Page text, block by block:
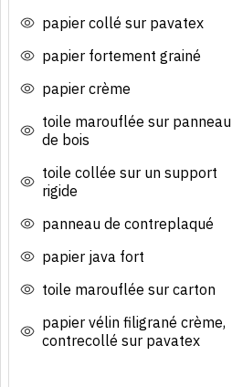
papier collé sur pavatex
papier fortement grainé
papier crème
toile marouflée sur panneau
de bois
toile collée sur un support
rigide
panneau de contreplaqué
papier java fort
toile marouflée sur carton
papier vélin filigrané crème,
contrecollé sur pavatex